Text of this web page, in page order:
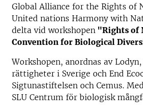
Global Alliance for the Rights of
United nations Harmony with
delta vid workshopen "Rights of
Convention for Biological
Workshopen, anordnas av
rättigheter i Sverige och End
Sigtunastiftelsen och Cemus.
SLU Centrum för biologisk